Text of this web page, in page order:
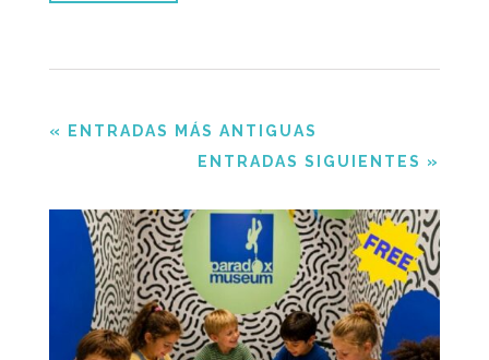
« ENTRADAS MÁS ANTIGUAS
ENTRADAS SIGUIENTES »